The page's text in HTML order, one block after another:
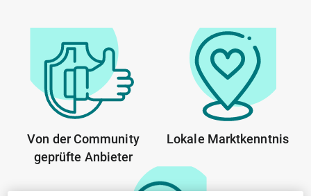
Von der Community
geprüfte Anbieter
Lokale Marktkenntnis